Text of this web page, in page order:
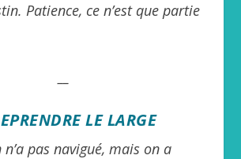
Patience, ce n’est que partie
LE LARGE
pas navigué, mais on a